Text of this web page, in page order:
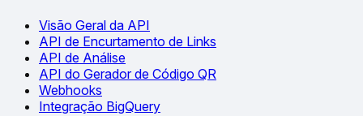
Visão Geral da API
API de Encurtamento de Links
API de Análise
API do Gerador de Código QR
Webhooks
Integração BigQuery